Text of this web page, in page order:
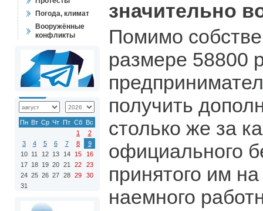
Погода, климат
Вооружённые
конфликты
Пн Вт Ср Чт Пт Сб Вс
1
2
3
4 5 6 7 8
9
10 11 12 13 14 15
16
17 18 19 20 21 22
23
24 25 26 27 28 29
30
31
значительно
Помимо
размере 58800
получить
столько же за
официального
принятого им
наемного